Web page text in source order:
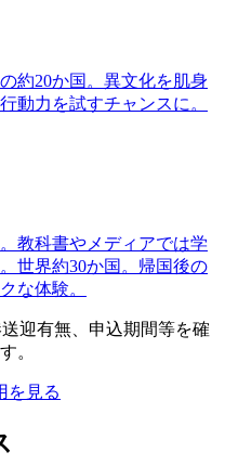
約20か国。異文化を肌身
動力を試すチャンスに。
教科書やメディアでは学
世界約30か国。帰国後の
な体験。
迎有無、申込期間等を確
。
を見る